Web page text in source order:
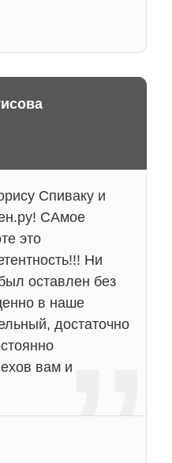
Спиваку и
САмое
это
Ни
оставлен без
в наше
достаточно
вам и